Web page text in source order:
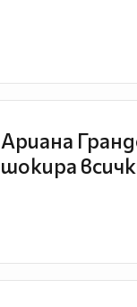
Ариана
шокира